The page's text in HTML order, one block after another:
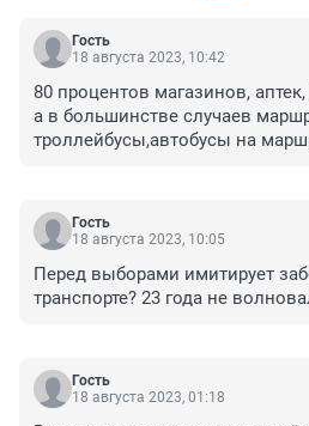
Гость
18 августа 2023, 10:42
80 процентов магазинов,
а в большинстве случаев
троллейбусы,автобусы на
после 22 часов! Отдали всё
хотят ,во столько и уходят с
Гость
18 августа 2023, 10:05
Перед выборами имитирует
транспорте? 23 года не
Гость
18 августа 2023, 01:18